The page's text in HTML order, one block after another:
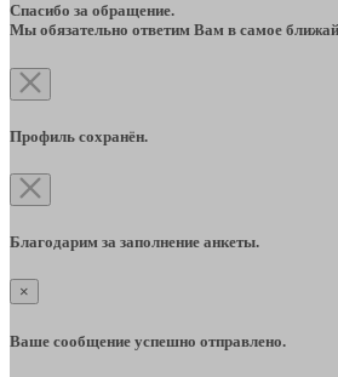
Спасибо за обращение.
Мы обязательно ответим Вам в самое
Профиль сохранён.
Благодарим за заполнение анкеты.
×
Ваше сообщение успешно отправлено.